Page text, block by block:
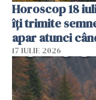
Horoscop 18
îți trimite
apar atunci
17 IULIE 2026